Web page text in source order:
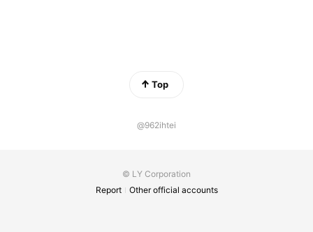
Top
@962ihtei
© LY Corporation
Report
Other official accounts